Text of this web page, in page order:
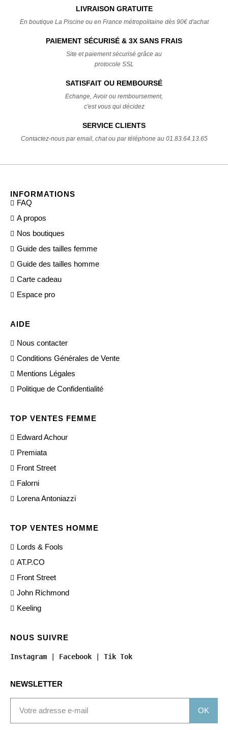
LIVRAISON GRATUITE
En boutique La Piscine ou en France métropolitaine dès 90€ d'achat
PAIEMENT SÉCURISÉ & 3X SANS FRAIS
Site et paiement sécurisé grâce au
protocole SSL
SATISFAIT OU REMBOURSÉ
Echange, Avoir ou remboursement,
c'est vous qui décidez
SERVICE CLIENTS
Contactez-nous par email, chat ou par téléphone au 01.83.64.13.65
INFORMATIONS
FAQ
A propos
Nos boutiques
Guide des tailles femme
Guide des tailles homme
Carte cadeau
Espace pro
AIDE
Nous contacter
Conditions Générales de Vente
Mentions Légales
Politique de Confidentialité
TOP VENTES FEMME
Edward Achour
Premiata
Front Street
Falorni
Lorena Antoniazzi
TOP VENTES HOMME
Lords & Fools
AT.P.CO
Front Street
John Richmond
Keeling
NOUS SUIVRE
Instagram | Facebook | Tik Tok
NEWSLETTER
OK